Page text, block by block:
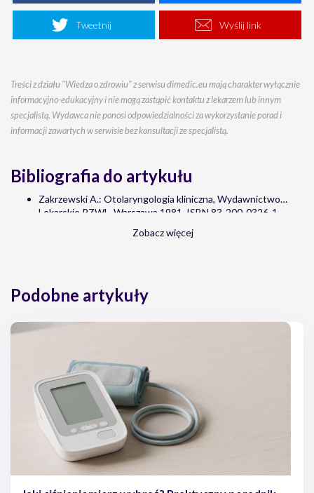
Tweetnij Wyślij link
Treści z działu "Wiedza o zdrowiu" z serwisu dimedic.eu mają charakter wyłącznie
informacyjno-edukacyjny i nie mogą zastąpić kontaktu z lekarzem lub innym
specjalistą. Wydawca nie ponosi odpowiedzialności za wykorzystanie porad i
informacji zawartych w serwisie bez konsultacji ze specjalistą.
Bibliografia do artykułu
Zakrzewski A.: Otolaryngologia kliniczna, Wydawnictwo
Lekarskie PZWL, Warszawa 1981, ISBN 83-200-0326-1
Zobacz więcej
Podobne artykuły